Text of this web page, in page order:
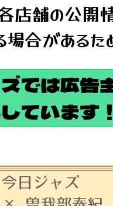
舗の公開情
場合がある